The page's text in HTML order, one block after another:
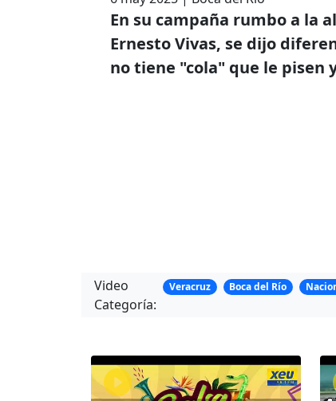
En su campaña rumbo a la
Ernesto Vivas, se dijo
no tiene "cola" que le pisen
Video
Categoría:
Veracruz Boca del Río